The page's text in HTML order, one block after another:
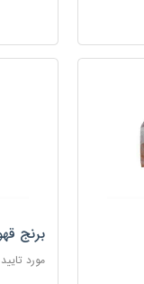
برنج قهوه
مورد